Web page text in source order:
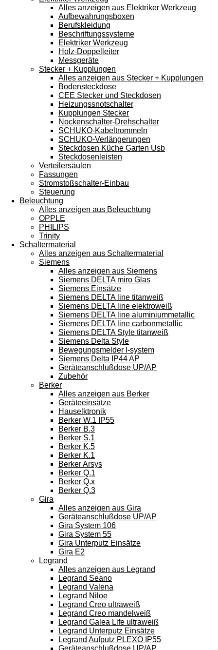
Alles anzeigen aus Elektriker Werkzeug
Aufbewahrungsboxen
Berufskleidung
Beschriftungssysteme
Elektriker Werkzeug
Holz-Doppelleiter
Messgeräte
Stecker + Kupplungen
Alles anzeigen aus Stecker + Kupplungen
Bodensteckdose
CEE Stecker und Steckdosen
Heizungssnotschalter
Kupplungen Stecker
Nockenschalter-Drehschalter
SCHUKO-Kabeltrommeln
SCHUKO-Verlängerungen
Steckdosen Küche Garten Usb
Steckdosenleisten
Verteilersäulen
Fassungen
Stromstoßschalter-Einbau
Steuerung
Beleuchtung
Alles anzeigen aus Beleuchtung
OPPLE
PHILIPS
Trinity
Schaltermaterial
Alles anzeigen aus Schaltermaterial
Siemens
Alles anzeigen aus Siemens
Siemens DELTA miro Glas
Siemens Einsätze
Siemens DELTA line titanweiß
Siemens DELTA line elektroweiß
Siemens DELTA line aluminiummetallic
Siemens DELTA line carbonmetallic
Siemens DELTA Style titanweiß
Siemens Delta Style
Bewegungsmelder I-system
Siemens Delta IP44 AP
Geräteanschlußdose UP/AP
Zubehör
Berker
Alles anzeigen aus Berker
Geräteeinsätze
Hauselktronik
Berker W.1 IP55
Berker B.3
Berker S.1
Berker K.5
Berker K.1
Berker Arsys
Berker Q.1
Berker Q.x
Berker Q.3
Gira
Alles anzeigen aus Gira
Geräteanschlußdose UP/AP
Gira System 106
Gira System 55
Gira Unterputz Einsätze
Gira E2
Legrand
Alles anzeigen aus Legrand
Legrand Seano
Legrand Valena
Legrand Niloe
Legrand Creo ultraweiß
Legrand Creo mandelweiß
Legrand Galea Life ultraweiß
Legrand Unterputz Einsätze
Legrand Aufputz PLEXO IP55